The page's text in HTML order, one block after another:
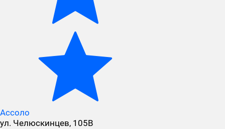
Ассоло
ул. Челюскинцев, 105В